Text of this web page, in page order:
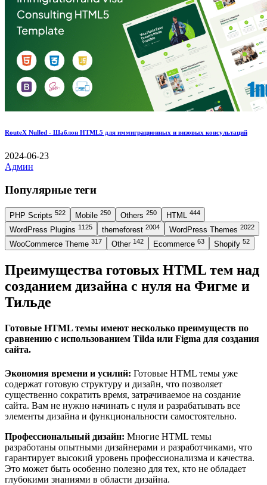
RouteX Nulled - Шаблон HTML5 для иммиграционных и визовых консультаций
2024-06-23
Админ
Популярные теги
PHP Scripts 522 Mobile 250 Others 250 HTML 444
WordPress Plugins 1125 themeforest 2004 WordPress Themes 2022
WooCommerce Theme 317 Other 142 Ecommerce 63 Shopify 52
Преимущества готовых HTML тем над
созданием дизайна с нуля на Фигме и
Тильде
Готовые HTML темы имеют несколько преимуществ по
сравнению с использованием Tilda или Figma для создания
сайта.
Экономия времени и усилий: Готовые HTML темы уже
содержат готовую структуру и дизайн, что позволяет
существенно сократить время, затрачиваемое на создание
сайта. Вам не нужно начинать с нуля и разрабатывать все
элементы дизайна и функциональности самостоятельно.
Профессиональный дизайн: Многие HTML темы
разработаны опытными дизайнерами и разработчиками, что
гарантирует высокий уровень профессионализма и качества.
Это может быть особенно полезно для тех, кто не обладает
глубокими знаниями в области дизайна.